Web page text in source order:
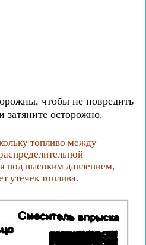
чтобы не повредить
затяните осторожно.
топливо между
под высоким давлением,
утечек топлива.